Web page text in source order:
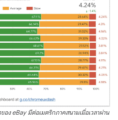
อง eBay มีต่อเมตริกภาคสนามเมื่อเวลาผ่าน